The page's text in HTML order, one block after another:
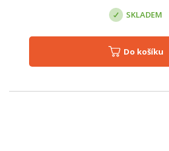
SKLADEM
Do košíku